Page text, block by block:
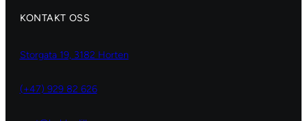
KONTAKT OSS
Storgata 19, 3182 Horten
(+47) 929 82 626